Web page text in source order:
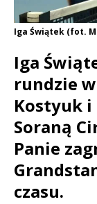
Iga Świątek (fot.
Iga
rundzie
Kostyuk i
Soraną
Panie
czasu.